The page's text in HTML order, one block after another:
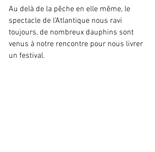
Au delà de la pêche en elle même, le
spectacle de l’Atlantique nous ravi
toujours, de nombreux dauphins sont
venus à notre rencontre pour nous livrer
un festival.